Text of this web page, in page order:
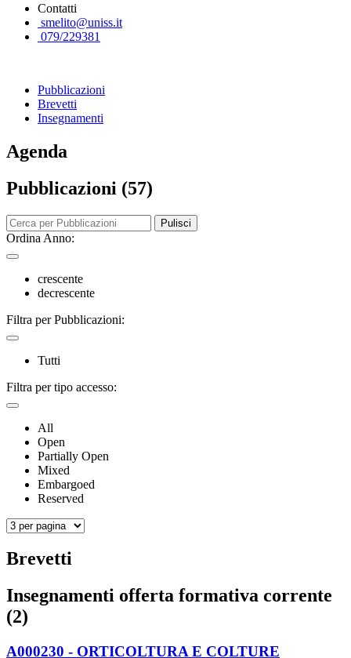
Contatti
smelito@uniss.it
079/229381
Pubblicazioni
Brevetti
Insegnamenti
Agenda
Pubblicazioni (57)
Pulisci
Ordina Anno:
crescente
decrescente
Filtra per Pubblicazioni:
Tutti
Filtra per tipo accesso:
All
Open
Partially Open
Mixed
Embargoed
Reserved
Brevetti
Insegnamenti offerta formativa corrente
(2)
A000230 - ORTICOLTURA E COLTURE